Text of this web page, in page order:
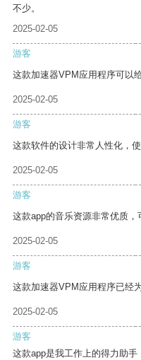
不少。
2025-02-05
游客
这款加速器VPM应用程序可以
2025-02-05
游客
这款软件的设计非常人性化，使
2025-02-05
游客
这款app的音乐资源非常优质，
2025-02-05
游客
这款加速器VPM应用程序已经
2025-02-05
游客
这款app是我工作上的得力助